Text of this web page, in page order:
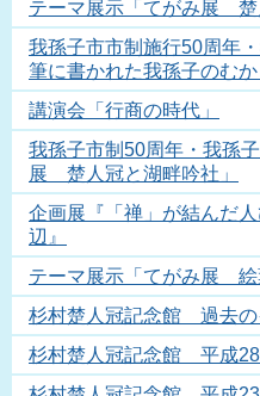
テーマ展示「てがみ展 楚
我孫子市市制施行50周年
筆に書かれた我孫子のむか
講演会「行商の時代」
我孫子市制50周年・我孫
展 楚人冠と湖畔吟社」
企画展『「禅」が結んだ
辺』
テーマ展示「てがみ展 絵
杉村楚人冠記念館 過去の
杉村楚人冠記念館 平成